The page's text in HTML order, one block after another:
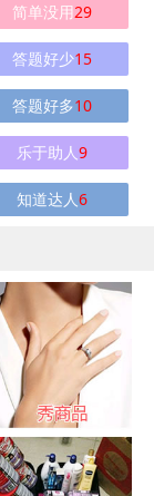
简单没用29
答题好少15
答题好多10
乐于助人9
知道达人6